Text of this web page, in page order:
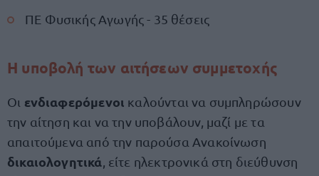
ΠΕ Φυσικής Αγωγής - 35 θέσεις
Η υποβολή των αιτήσεων συμμετοχής
Οι ενδιαφερόμενοι καλούνται να συμπληρώσουν
την αίτηση και να την υποβάλουν, μαζί με τα
απαιτούμενα από την παρούσα Ανακοίνωση
δικαιολογητικά , είτε ηλεκτρονικά στη διεύθυνση